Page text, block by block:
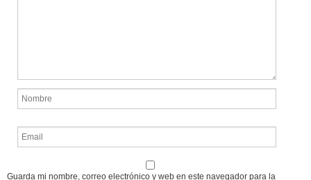
Guarda mi nombre, correo electrónico y web en este navegador para la